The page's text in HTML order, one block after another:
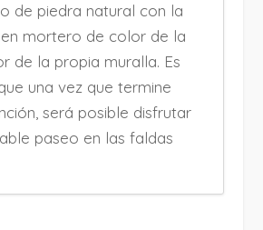
de piedra natural con la
mortero de color de la
de la propia muralla. Es
una vez que termine
será posible disfrutar
paseo en las faldas